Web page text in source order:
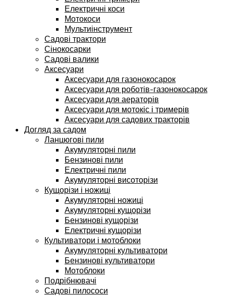
Електричні коси
Мотокоси
Мультиінструмент
Садові трактори
Сінокосарки
Садові валики
Аксесуари
Аксесуари для газонокосарок
Аксесуари для роботів-газонокосарок
Аксесуари для аераторів
Аксесуари для мотокіс і тримерів
Аксесуари для садових тракторів
Догляд за садом
Ланцюгові пили
Акумуляторні пили
Бензинові пили
Електричні пили
Акумуляторні висоторізи
Кущорізи і ножиці
Акумуляторні ножиці
Акумуляторні кущорізи
Бензинові кущорізи
Електричні кущорізи
Культиватори і мотоблоки
Акумуляторні культиватори
Бензинові культиватори
Мотоблоки
Подрібнювачі
Садові пилососи